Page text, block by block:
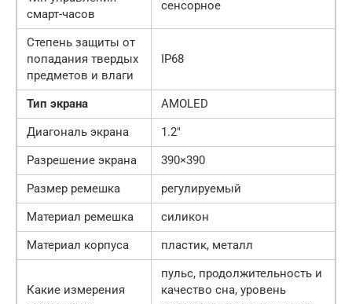
смарт-часов
сенсорное
Степень защиты от
попадания твердых
предметов и влаги
IP68
Тип экрана
AMOLED
Диагональ экрана
1.2″
Разрешение экрана
390×390
Размер ремешка
регулируемый
Материал ремешка
силикон
Материал корпуса
пластик, металл
Какие измерения
пульс, продолжительность и
качество сна, уровень